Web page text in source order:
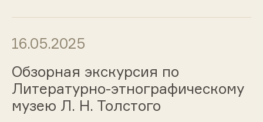
16.05.2025
Обзорная экскурсия по
Литературно-этнографическому
музею Л. Н. Толстого